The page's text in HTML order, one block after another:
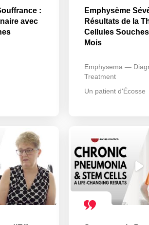
:
avec
Emphysème
Résultats de la
Cellules
Mois
Emphysema —
Treatment
Un patient d'Écosse